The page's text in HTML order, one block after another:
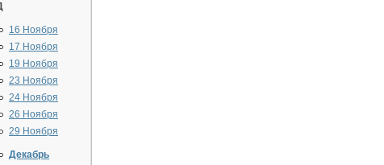
16 Ноября
17 Ноября
19 Ноября
23 Ноября
24 Ноября
26 Ноября
29 Ноября
Декабрь